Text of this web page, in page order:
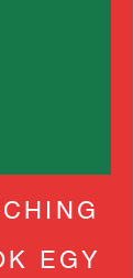
EGY